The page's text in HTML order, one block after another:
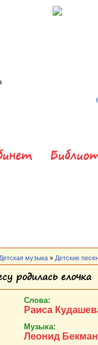
Детская музыка » Детские
родилась елочка
Слова:
Раиса
Музыка:
Леонид Бекман